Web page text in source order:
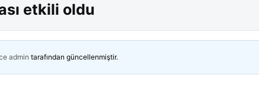
etkili oldu
admin tarafından güncellenmiştir.